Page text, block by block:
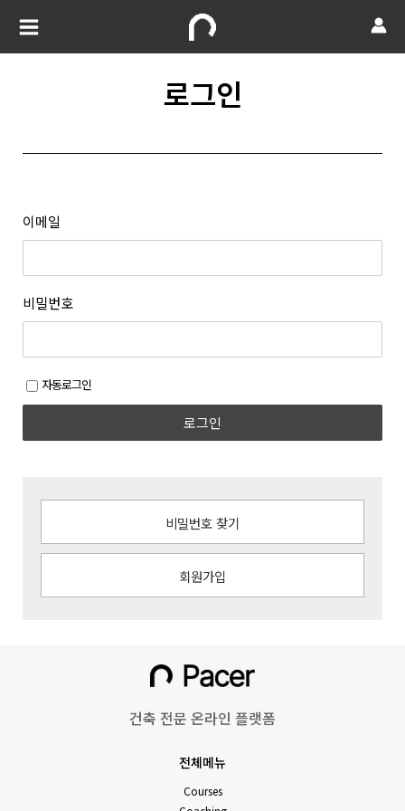
로그인
이메일
비밀번호
자동로그인
로그인
비밀번호 찾기
회원가입
건축 전문 온라인 플랫폼
전체메뉴
Courses